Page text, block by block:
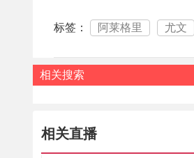
标签： 阿莱格里 尤文
相关搜索
相关直播